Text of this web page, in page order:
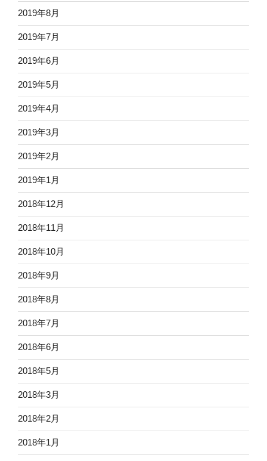
2019年8月
2019年7月
2019年6月
2019年5月
2019年4月
2019年3月
2019年2月
2019年1月
2018年12月
2018年11月
2018年10月
2018年9月
2018年8月
2018年7月
2018年6月
2018年5月
2018年3月
2018年2月
2018年1月